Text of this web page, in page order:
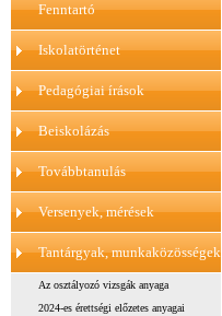
Fenntartó
Iskolatörténet
Pedagógiai írások
Beiskolázás
Továbbtanulás
Versenyek, mérések
Tantárgyak, munkaközösségek
Az osztályozó vizsgák anyaga
2024-es érettségi előzetes anyagai